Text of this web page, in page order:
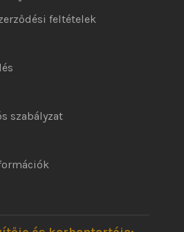
feltételek
szabályzat